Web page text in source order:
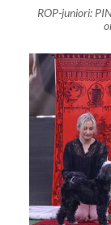
ROP-juniori: